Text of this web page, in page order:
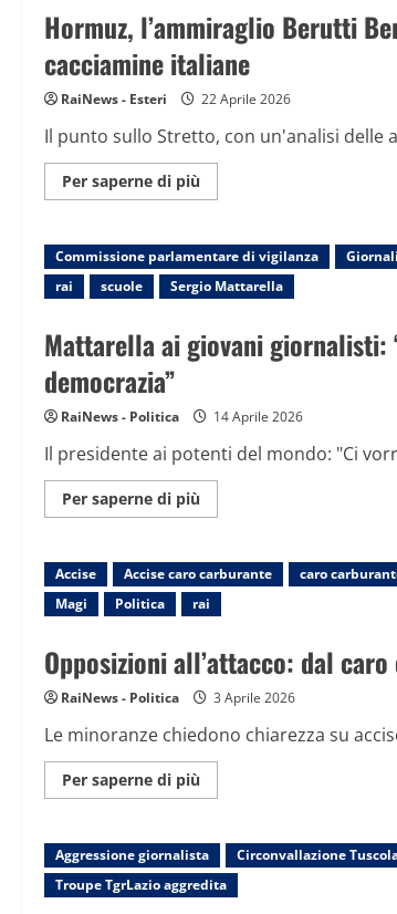
con
il
Presidente
Mattarella
Hormuz, l’ammiraglio Berutti
cacciamine italiane
RaiNews - Esteri 22 Aprile 2026
Il punto sullo Stretto, con un'analisi delle
Per saperne di più
informazioni
l’ammiraglio
Berutti
Bergotto
spiega
la
e
parla
dell’invio
italiane
Commissione parlamentare di vigilanza
rai
scuole Sergio Mattarella
Mattarella ai giovani giornalisti:
democrazia”
RaiNews - Politica 14 Aprile 2026
Il presidente ai potenti del mondo: "Ci
Per saperne di più
informazioni
ai
giovani
giornalisti:
“Informazione
libera
indipendente,
premessa
democrazia”
Accise Accise caro carburante caro
Magi
Politica rai
Opposizioni all’attacco: dal
RaiNews - Politica 3 Aprile 2026
Le minoranze chiedono chiarezza su
Per saperne di più
informazioni
all’attacco:
dal
caro
carburante
al
Aggressione giornalista Circonvallazione
Troupe TgrLazio aggredita